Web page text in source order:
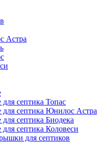
Астра
септика Топас
септика Юнилос Астра
септика Биодека
септика Коловеси
для септиков